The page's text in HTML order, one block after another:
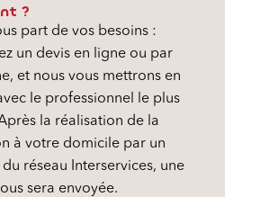
?
part de vos besoins :
un devis en ligne ou par
et nous vous mettrons en
le professionnel le plus
la réalisation de la
à votre domicile par un
réseau Interservices, une
sera envoyée.